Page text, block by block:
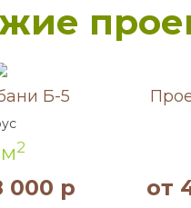
Б-5
2
000 р от